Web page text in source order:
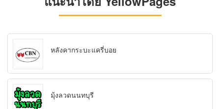
หลังคากระบะแครี่บอย
มุ้งลวดนนทบุรี